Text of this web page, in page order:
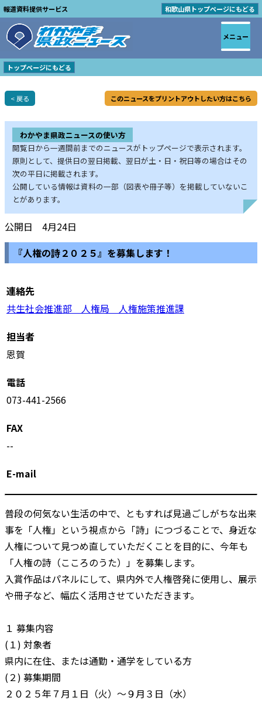
報道資料提供サービス 和歌山県トップページにもどる
トップページにもどる
< 戻る このニュースをプリントアウトしたい方はこちら
わかやま県政ニュースの使い方
閲覧日から一週間前までのニュースがトップページで表示されます。
原則として、提供日の翌日掲載、翌日が土・日・祝日等の場合はその
次の平日に掲載されます。
公開している情報は資料の一部（図表や冊子等）を掲載していないこ
とがあります。
公開日 4月24日
『人権の詩２０２５』を募集します！
連絡先
共生社会推進部 人権局 人権施策推進課
担当者
恩賀
電話
073-441-2566
FAX
--
E-mail
普段の何気ない生活の中で、ともすれば見過ごしがちな出来
事を「人権」という視点から「詩」につづることで、身近な
人権について見つめ直していただくことを目的に、今年も
「人権の詩（こころのうた）」を募集します。
入賞作品はパネルにして、県内外で人権啓発に使用し、展示
や冊子など、幅広く活用させていただきます。
１ 募集内容
(１) 対象者
県内に在住、または通勤・通学をしている方
(２) 募集期間
２０２５年７月１日（火）～９月３日（水）
メニュー